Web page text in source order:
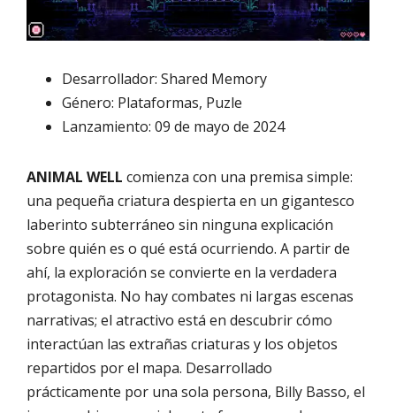
Desarrollador: Shared Memory
Género: Plataformas, Puzle
Lanzamiento: 09 de mayo de 2024
ANIMAL WELL comienza con una premisa simple:
una pequeña criatura despierta en un gigantesco
laberinto subterráneo sin ninguna explicación
sobre quién es o qué está ocurriendo. A partir de
ahí, la exploración se convierte en la verdadera
protagonista. No hay combates ni largas escenas
narrativas; el atractivo está en descubrir cómo
interactúan las extrañas criaturas y los objetos
repartidos por el mapa. Desarrollado
prácticamente por una sola persona, Billy Basso, el